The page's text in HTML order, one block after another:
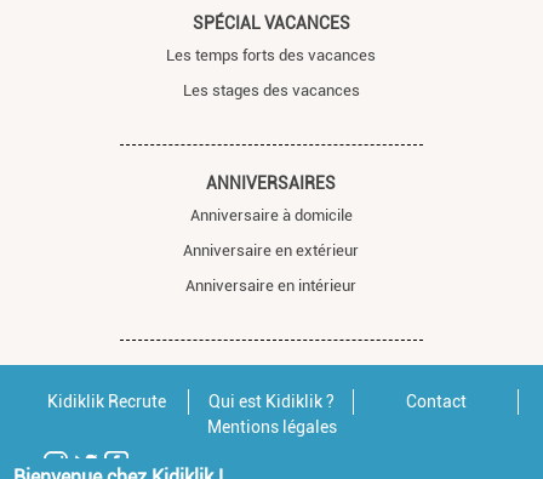
SPÉCIAL VACANCES
Les temps forts des vacances
Les stages des vacances
ANNIVERSAIRES
Anniversaire à domicile
Anniversaire en extérieur
Anniversaire en intérieur
Kidiklik Recrute Qui est Kidiklik ?
Contact
Mentions légales